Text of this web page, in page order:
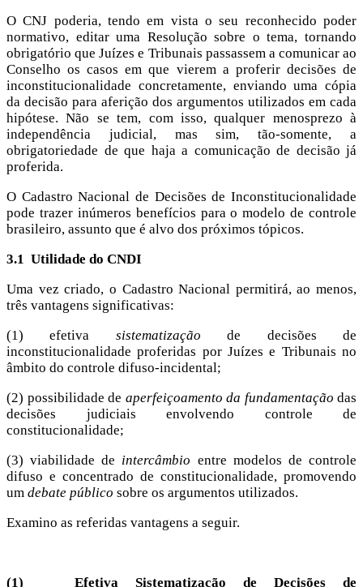
O CNJ poderia, tendo em vista o seu reconhecido poder
normativo, editar uma Resolução sobre o tema, tornando
obrigatório que Juízes e Tribunais passassem a comunicar ao
Conselho os casos em que vierem a proferir decisões de
inconstitucionalidade concretamente, enviando uma cópia
da decisão para aferição dos argumentos utilizados em cada
hipótese. Não se tem, com isso, qualquer menosprezo à
independência judicial, mas sim, tão-somente, a
obrigatoriedade de que haja a comunicação de decisão já
proferida.
O Cadastro Nacional de Decisões de Inconstitucionalidade
pode trazer inúmeros benefícios para o modelo de controle
brasileiro, assunto que é alvo dos próximos tópicos.
3.1 Utilidade do CNDI
Uma vez criado, o Cadastro Nacional permitirá, ao menos,
três vantagens significativas:
(1) efetiva sistematização de decisões de
inconstitucionalidade proferidas por Juízes e Tribunais no
âmbito do controle difuso-incidental;
(2) possibilidade de aperfeiçoamento da fundamentação das
decisões judiciais envolvendo controle de
constitucionalidade;
(3) viabilidade de intercâmbio entre modelos de controle
difuso e concentrado de constitucionalidade, promovendo
um debate público sobre os argumentos utilizados.
Examino as referidas vantagens a seguir.
(1) Efetiva Sistematização de Decisões de